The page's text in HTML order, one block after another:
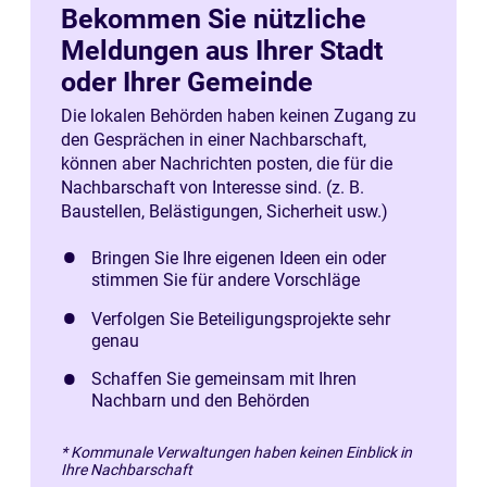
Bekommen Sie nützliche
Meldungen aus Ihrer Stadt
oder Ihrer Gemeinde
Die lokalen Behörden haben keinen Zugang zu
den Gesprächen in einer Nachbarschaft,
können aber Nachrichten posten, die für die
Nachbarschaft von Interesse sind. (z. B.
Baustellen, Belästigungen, Sicherheit usw.)
Bringen Sie Ihre eigenen Ideen ein oder
stimmen Sie für andere Vorschläge
Verfolgen Sie Beteiligungsprojekte sehr
genau
Schaffen Sie gemeinsam mit Ihren
Nachbarn und den Behörden
* Kommunale Verwaltungen haben keinen Einblick in
Ihre Nachbarschaft